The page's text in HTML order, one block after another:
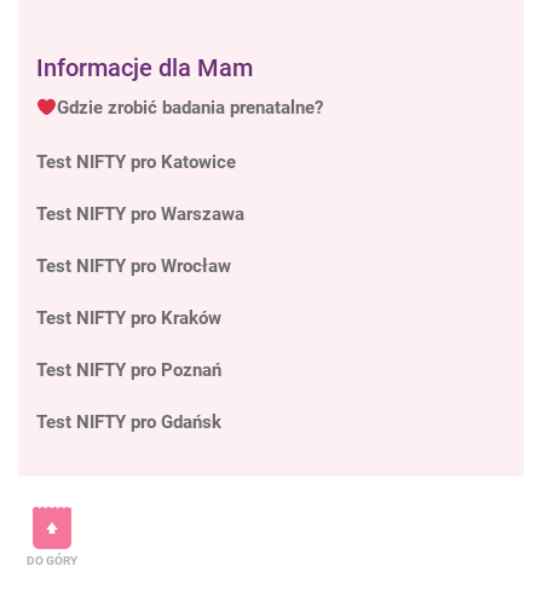
Informacje dla Mam
Gdzie zrobić badania prenatalne?
Test NIFTY pro Katowice
Test NIFTY pro Warszawa
Test NIFTY pro Wrocław
Test NIFTY pro Kraków
Test NIFTY pro Poznań
Test NIFTY pro Gdańsk
DO GÓRY